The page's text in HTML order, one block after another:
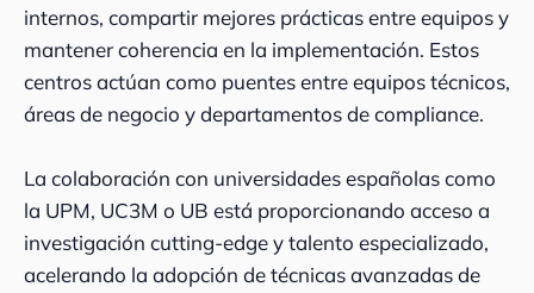
internos, compartir mejores prácticas entre equipos y
mantener coherencia en la implementación. Estos
centros actúan como puentes entre equipos técnicos,
áreas de negocio y departamentos de compliance.
La colaboración con universidades españolas como
la UPM, UC3M o UB está proporcionando acceso a
investigación cutting-edge y talento especializado,
acelerando la adopción de técnicas avanzadas de